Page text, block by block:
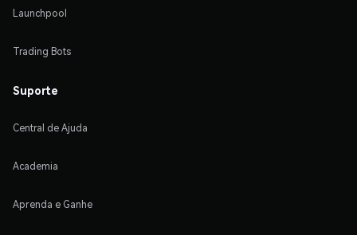
Launchpool
Trading Bots
Suporte
Central de Ajuda
Academia
Aprenda e Ganhe